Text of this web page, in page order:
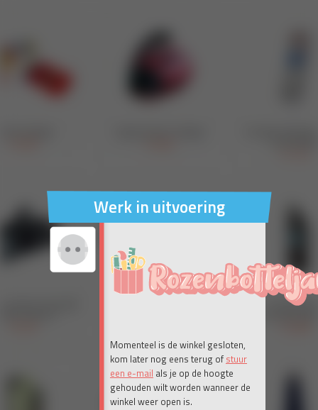
Werk in uitvoering
Momenteel is de winkel gesloten,
kom later nog eens terug of stuur
een e-mail als je op de hoogte
gehouden wilt worden wanneer de
winkel weer open is.